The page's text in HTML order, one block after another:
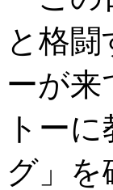
と格
ーが来
トー
グ」